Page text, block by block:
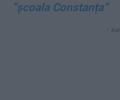
”școala Constanța”
-